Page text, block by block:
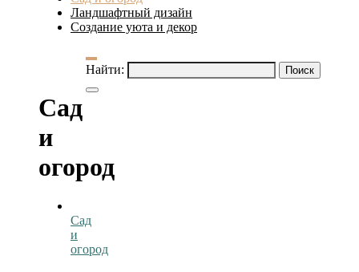
Ландшафтный дизайн
Создание уюта и декор
Найти:
Сад
и
огород
Сад
и
огород